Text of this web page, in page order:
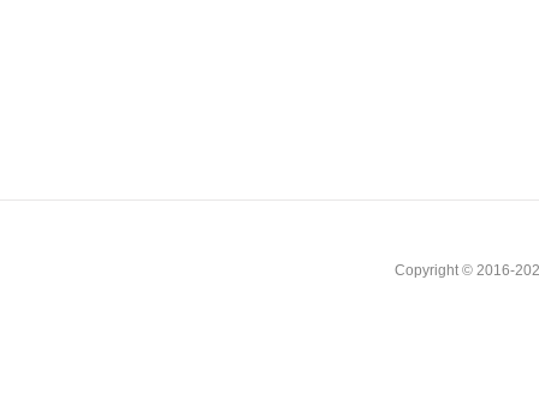
Copyright © 2016-